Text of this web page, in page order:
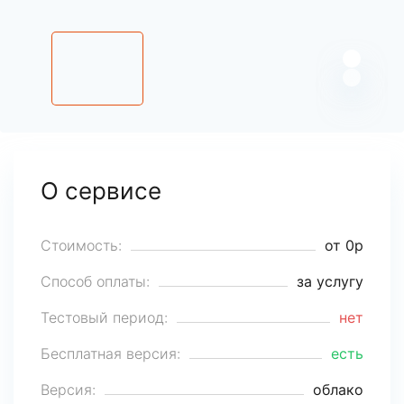
О сервисе
Стоимость:
от 0р
Способ оплаты:
за услугу
Тестовый период:
нет
Бесплатная версия:
есть
Версия:
облако